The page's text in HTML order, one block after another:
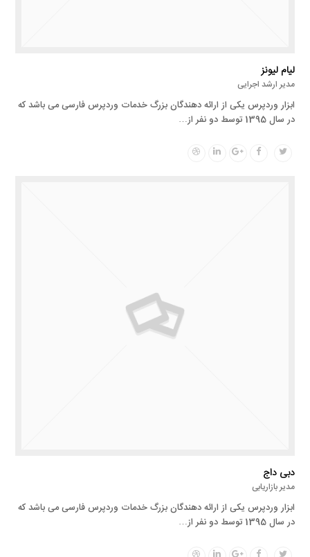
لیام لیونز
مدیر ارشد اجرایی
ابزار وردپرس یکی از ارائه دهندگان بزرگ خدمات وردپرس فارسی می باشد که
در سال 1395 توسط دو نفر از…
Twitter
Facebook
Google
Linkedin
Dribbble
دبی داج
مدیر بازاریابی
ابزار وردپرس یکی از ارائه دهندگان بزرگ خدمات وردپرس فارسی می باشد که
در سال 1395 توسط دو نفر از…
Twitter
Facebook
Google
Linkedin
Dribbble